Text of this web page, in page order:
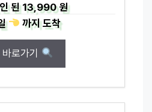
된13,990 원
까지도착
로가기